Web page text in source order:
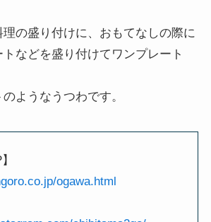
の盛り付けに、おもてなしの際に
などを盛り付けてワンプレート
ようなうつわです。
ogawa.html